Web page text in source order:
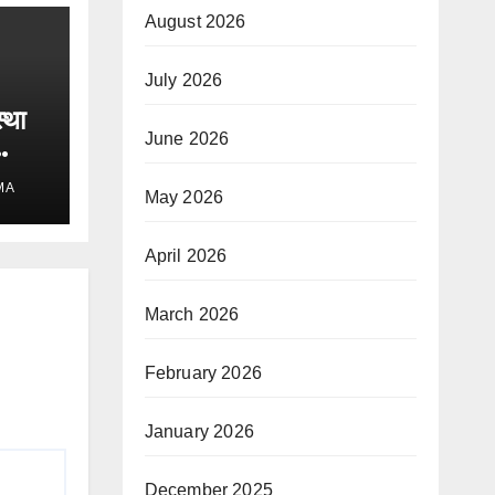
August 2026
July 2026
June 2026
May 2026
April 2026
March 2026
February 2026
January 2026
December 2025